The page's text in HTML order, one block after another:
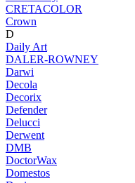
CRETACOLOR
Crown
D
Daily Art
DALER-ROWNEY
Darwi
Decola
Decorix
Defender
Delucci
Derwent
DMB
DoctorWax
Domestos